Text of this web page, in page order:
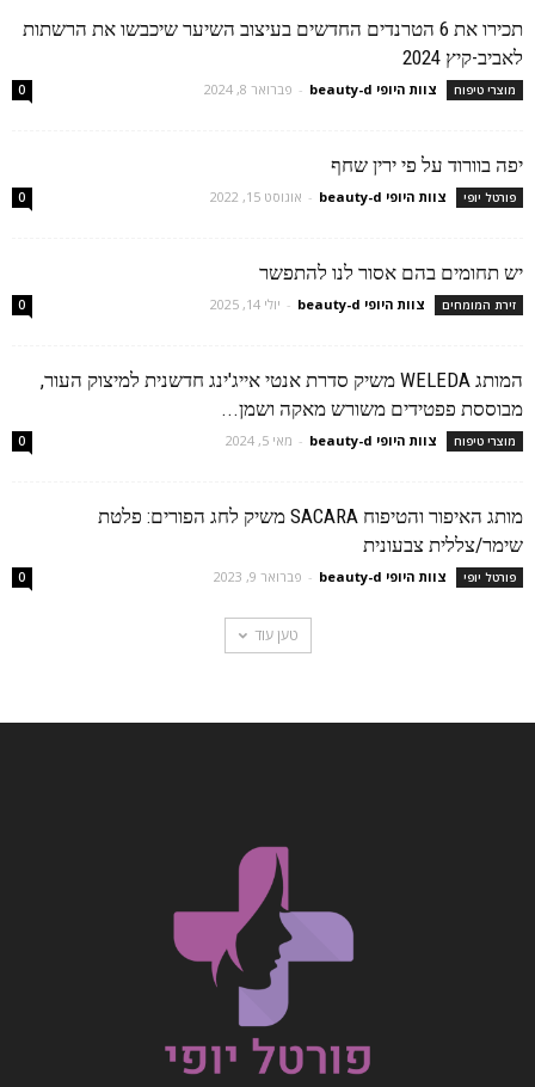
תכירו את 6 הטרנדים החדשים בעיצוב השיער שיכבשו את הרשתות
לאביב-קיץ 2024
מוצרי טיפוח צוות היופי beauty-d - פברואר 8, 2024 0
יפה בוורוד על פי ירין שחף
פורטל יופי צוות היופי beauty-d - אוגוסט 15, 2022 0
יש תחומים בהם אסור לנו להתפשר
זירת המומחים צוות היופי beauty-d - יולי 14, 2025 0
המותג WELEDA משיק סדרת אנטי אייג'ינג חדשנית למיצוק העור,
מבוססת פפטידים משורש מאקה ושמן...
מוצרי טיפוח צוות היופי beauty-d - מאי 5, 2024 0
מותג האיפור והטיפוח SACARA משיק לחג הפורים: פלטת
שימר/צללית צבעונית
פורטל יופי צוות היופי beauty-d - פברואר 9, 2023 0
טען עוד